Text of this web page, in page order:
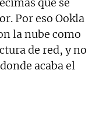
Por eso Ookla
la nube como
de red, y no
acaba el